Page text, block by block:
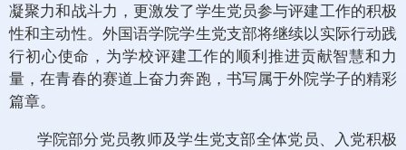
凝聚力和战斗力，更激发了学生党员参与评建工作的积极
性和主动性。外国语学院学生党支部将继续以实际行动践
行初心使命，为学校评建工作的顺利推进贡献智慧和力
量，在青春的赛道上奋力奔跑，书写属于外院学子的精彩
篇章。
学院部分党员教师及学生党支部全体党员、入党积极